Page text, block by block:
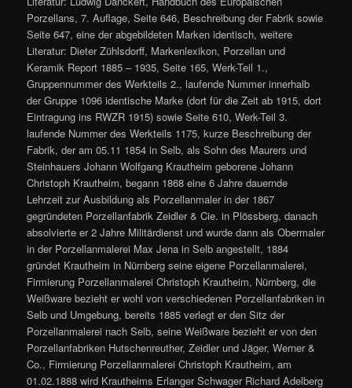
Porzellans, 7. Auflage, Seite 646, Beschreibung der Fabrik sowie
Seite 647, eine der abgebildeten Marken identisch, weitere
Literatur: Dieter Zühlsdorff, Markenlexikon, Porzellan und
Keramik Report 1885 – 1935, Seite 165, Werk-Teil 1.,
Gruppennummer des Werkteils 2., laufende Nummer innerhalb
der Gruppe 1096 identische Marke (dort für die Zeit ab 1915, dort
Eintragung ins RWZR 1915) sowie Seite 610, Werk-Teil 3.
laufende Nummer des Werkteils 1175, kurze Beschreibung der
Fabrik, der am 05.11 1854 in Selb, als Sohn des Maurers und
Steinhauers Johann Wolfgang Krautheim geborene Johann
Christoph Krautheim, begann 1868 eine 6 Jahre dauernde
Lehrzeit zur Ausbildung als Porzellanmaler in der 1867
gegründeten Porzellanfabrik Zeidler & Cie. in Plössberg, danach
absolvierte er 2 Jahre Militärdienst und wurde dann als Obermaler
in der Porzellanmalerei Max Jena in Selb angestellt, 1884
gründet Krautheim in Nürnberg seine eigene Porzellanmalerei,
Firmierung Porzellanmalerei Christoph Krautheim, Nürnberg, die
Weißware bezieht er wohl von verschiedenen Porzellanfabriken in
Selb und Umgebung, bereits 1885 verlegt er den Sitz der
Porzellanmalerei nach Selb, seine Weißware bezieht er von den
Porzellanfabriken Hutschenreuther, Zeidler und Jäger, Werner &
Co., Firmierung Porzellanmalerei Christoph Krautheim, am
01.02.1888 wird Krautheims Erlanger Schwager Richard Adelberg